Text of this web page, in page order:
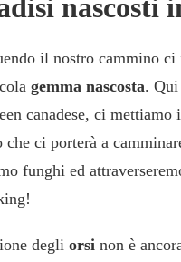
nascosti
il nostro cammino
gemma nascosta.
canadese, ci mettiamo
che ci porterà a
funghi ed
degli orsi non è